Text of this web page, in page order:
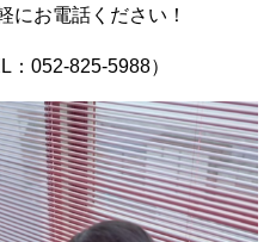
にお電話ください！
：052-825-5988）